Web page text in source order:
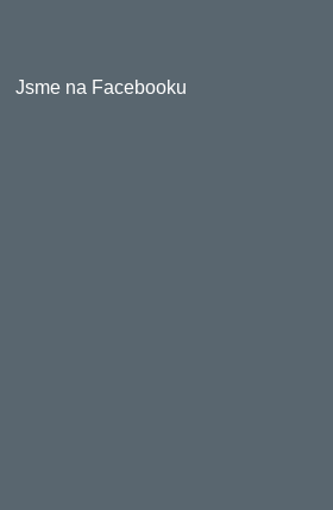
Jsme na Facebooku